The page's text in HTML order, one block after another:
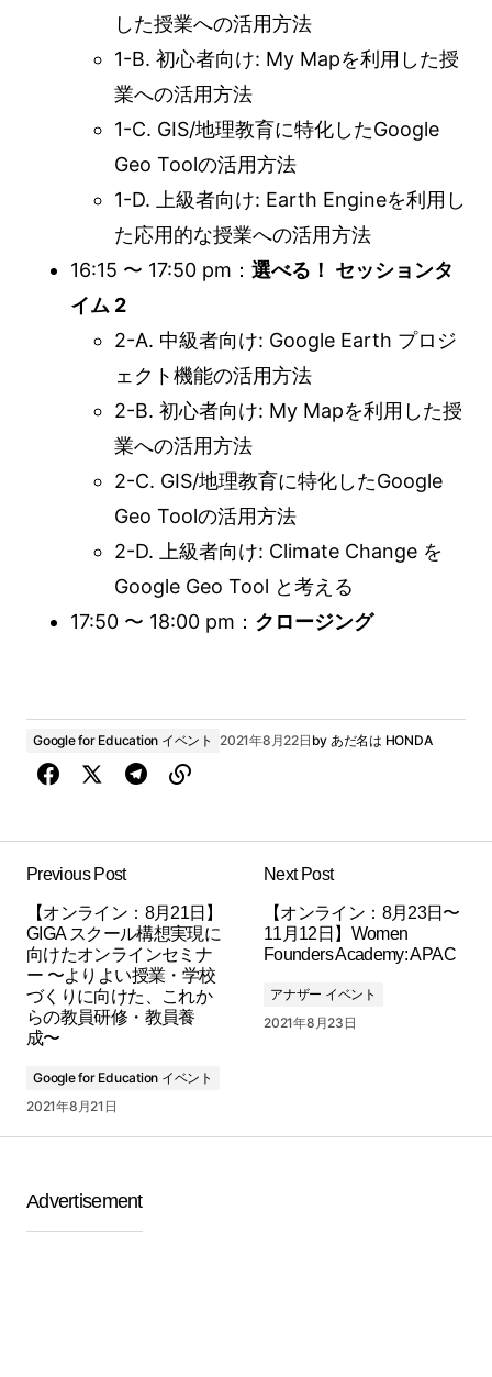
した授業への活用方法
1-B. 初心者向け: My Mapを利用した授
業への活用方法
1-C. GIS/地理教育に特化したGoogle
Geo Toolの活用方法
1-D. 上級者向け: Earth Engineを利用し
た応用的な授業への活用方法
16:15 〜 17:50 pm： 選べる！ セッションタ
イム 2
2-A. 中級者向け: Google Earth プロジ
ェクト機能の活用方法
2-B. 初心者向け: My Mapを利用した授
業への活用方法
2-C. GIS/地理教育に特化したGoogle
Geo Toolの活用方法
2-D. 上級者向け: Climate Change を
Google Geo Tool と考える
17:50 〜 18:00 pm： クロージング
Google for Education イベント 2021年8月22日 by あだ名は HONDA
Previous Post
【オンライン：8月21日】
GIGA スクール構想実現に
向けたオンラインセミナ
ー 〜よりよい授業・学校
づくりに向けた、これか
らの教員研修・教員養
成〜
Google for Education イベント
2021年8月21日
Next Post
【オンライン：8月23日〜
11月12日】Women
Founders Academy: APAC
アナザー イベント
2021年8月23日
Advertisement